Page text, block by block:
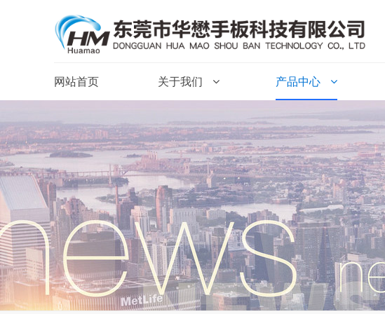
网站首页 关于我们 产品中心